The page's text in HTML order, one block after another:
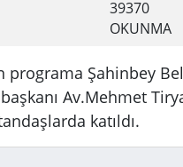
39370
OKUNMA
programa Şahinbey
Av.Mehmet
katıldı.